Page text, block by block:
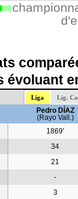
évoluant
Liga Lig.
Pedro DÍAZ
(Rayo Vall.)
1869'
34
21
-
3